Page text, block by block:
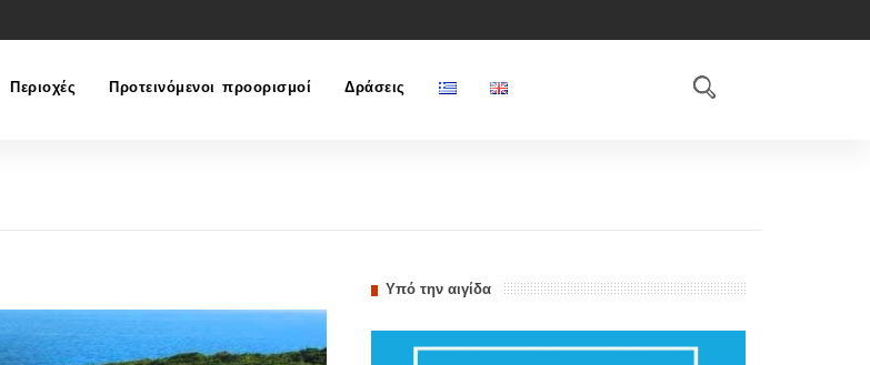
Περιοχές Προτεινόμενοι προορισμοί Δράσεις
Υπό την αιγίδα